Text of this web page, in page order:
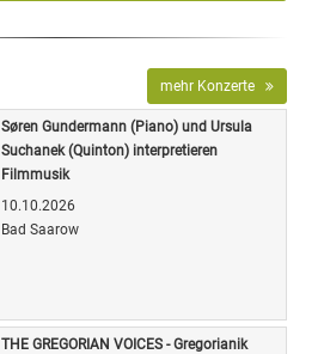
mehr Konzerte
Søren Gundermann (Piano) und Ursula
Suchanek (Quinton) interpretieren
Filmmusik
10.10.2026
Bad Saarow
THE GREGORIAN VOICES - Gregorianik